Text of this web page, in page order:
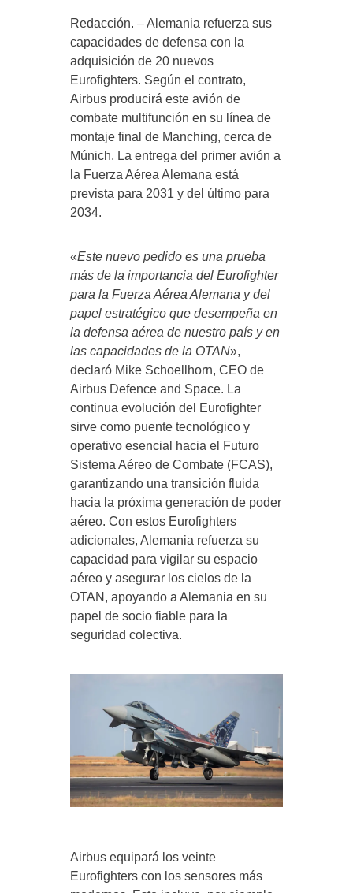
Redacción. – Alemania refuerza sus
capacidades de defensa con la
adquisición de 20 nuevos
Eurofighters. Según el contrato,
Airbus producirá este avión de
combate multifunción en su línea de
montaje final de Manching, cerca de
Múnich. La entrega del primer avión a
la Fuerza Aérea Alemana está
prevista para 2031 y del último para
2034.
«Este nuevo pedido es una prueba
más de la importancia del Eurofighter
para la Fuerza Aérea Alemana y del
papel estratégico que desempeña en
la defensa aérea de nuestro país y en
las capacidades de la OTAN»,
declaró Mike Schoellhorn, CEO de
Airbus Defence and Space. La
continua evolución del Eurofighter
sirve como puente tecnológico y
operativo esencial hacia el Futuro
Sistema Aéreo de Combate (FCAS),
garantizando una transición fluida
hacia la próxima generación de poder
aéreo. Con estos Eurofighters
adicionales, Alemania refuerza su
capacidad para vigilar su espacio
aéreo y asegurar los cielos de la
OTAN, apoyando a Alemania en su
papel de socio fiable para la
seguridad colectiva.
Airbus equipará los veinte
Eurofighters con los sensores más